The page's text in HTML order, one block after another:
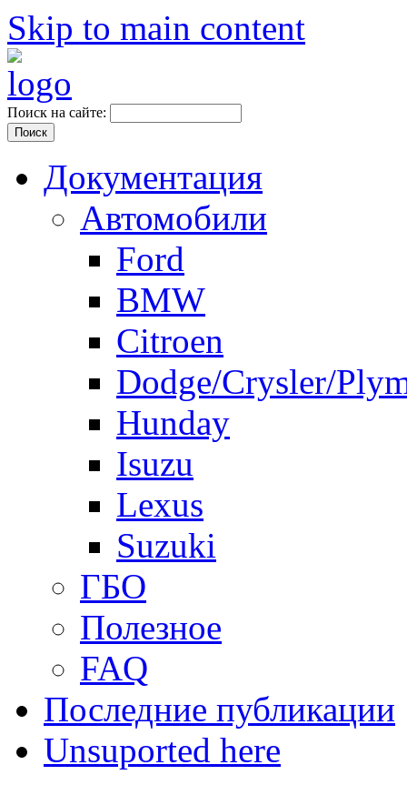
Skip to main content
Поиск на сайте:
Документация
Автомобили
Ford
BMW
Citroen
Dodge/Crysler/
Hunday
Isuzu
Lexus
Suzuki
ГБО
Полезное
FAQ
Последние публикации
Unsuported here